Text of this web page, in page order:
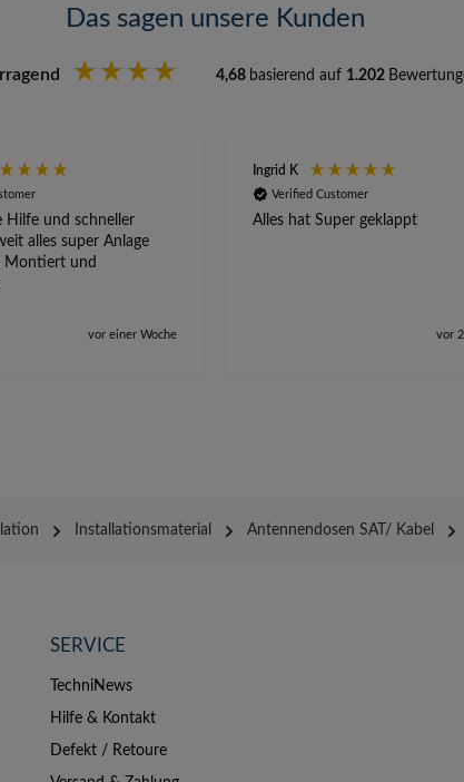
Das sagen unsere Kunden
4,68 basierend auf 1.202
Hilfe und schneller
alles super Anlage
Montiert und
vor einer Woche
Ingrid K
Verified Customer
Alles hat Super geklappt
vor
Installationsmaterial Antennendosen SAT/ Kabel
SERVICE
TechniNews
Hilfe & Kontakt
Defekt / Retoure